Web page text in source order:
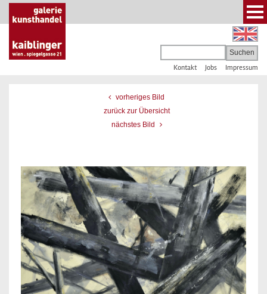
Kontakt Jobs Impressum
vorheriges Bild
zurück zur Übersicht
nächstes Bild